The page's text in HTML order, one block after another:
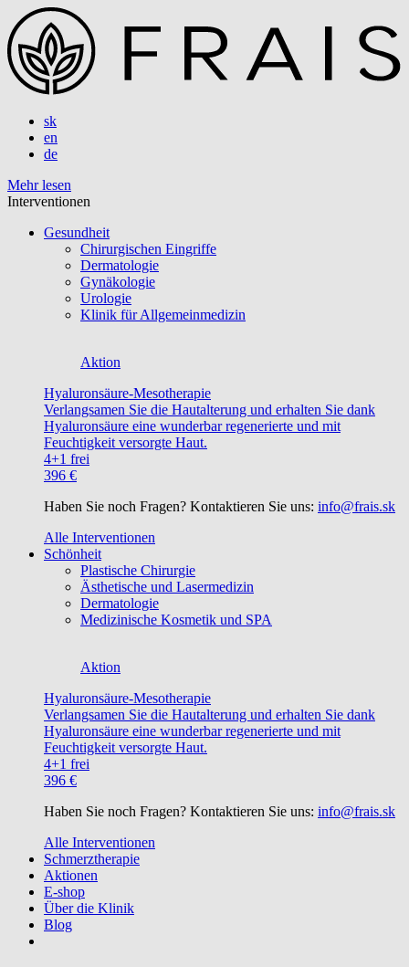
sk
en
de
Mehr lesen
Interventionen
Gesundheit
Chirurgischen Eingriffe
Dermatologie
Gynäkologie
Urologie
Klinik für Allgemeinmedizin
Aktion
Hyaluronsäure-Mesotherapie
Verlangsamen Sie die Hautalterung und erhalten Sie dank
Hyaluronsäure eine wunderbar regenerierte und mit
Feuchtigkeit versorgte Haut.
4+1 frei
396 €
Haben Sie noch Fragen? Kontaktieren Sie uns: info@frais.sk
Alle Interventionen
Schönheit
Plastische Chirurgie
Ästhetische und Lasermedizin
Dermatologie
Medizinische Kosmetik und SPA
Aktion
Hyaluronsäure-Mesotherapie
Verlangsamen Sie die Hautalterung und erhalten Sie dank
Hyaluronsäure eine wunderbar regenerierte und mit
Feuchtigkeit versorgte Haut.
4+1 frei
396 €
Haben Sie noch Fragen? Kontaktieren Sie uns: info@frais.sk
Alle Interventionen
Schmerztherapie
Aktionen
E-shop
Über die Klinik
Blog